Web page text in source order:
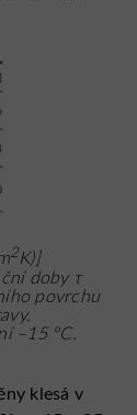
2K)]
doby τ
povrchu
–15 °C.
klesá v